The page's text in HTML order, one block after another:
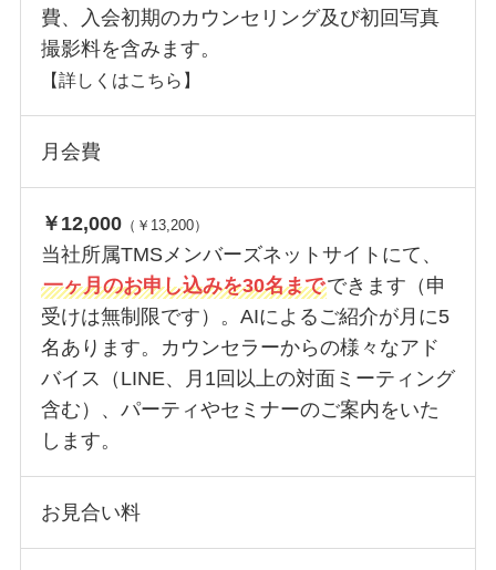
費、入会初期のカウンセリング及び初回写真
撮影料を含みます。
【詳しくはこちら】
月会費
￥12,000（￥13,200）
当社所属TMSメンバーズネットサイトにて、
一ヶ月のお申し込みを30名までできます（申
受けは無制限です）。AIによるご紹介が月に5
名あります。カウンセラーからの様々なアド
バイス（LINE、月1回以上の対面ミーティング
含む）、パーティやセミナーのご案内をいた
します。
お見合い料